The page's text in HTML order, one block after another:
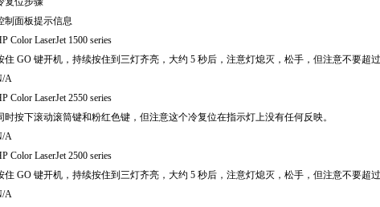
制面板提示信息
Color LaserJet 1500 series
住 GO 键开机，持续按住到三灯齐亮，大约 5 秒后，注意灯熄灭，松手，但注意不要超过
A
Color LaserJet 2550 series
时按下滚动滚筒键和粉红色键，但注意这个冷复位在指示灯上没有任何反映。
A
Color LaserJet 2500 series
住 GO 键开机，持续按住到三灯齐亮，大约 5 秒后，注意灯熄灭，松手，但注意不要超过
A